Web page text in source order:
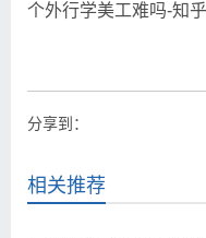
个外行学美工难吗-知乎
分享到：
相关推荐